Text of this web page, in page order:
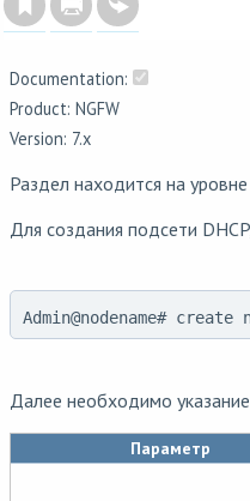
Documentation:
Product: NGFW
Version: 7.x
Раздел находится на уровне
Для создания подсети
Admin@nodename# create
Далее необходимо
Параметр